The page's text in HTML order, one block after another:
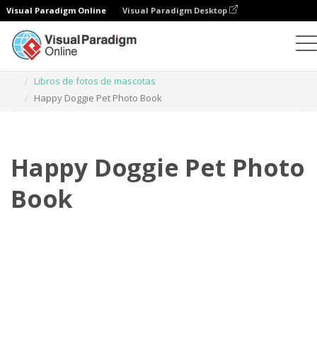
Visual Paradigm Online Visual Paradigm Desktop
Libros de fotos de mascotas
Happy Doggie Pet Photo Book
Happy Doggie Pet Photo
Book